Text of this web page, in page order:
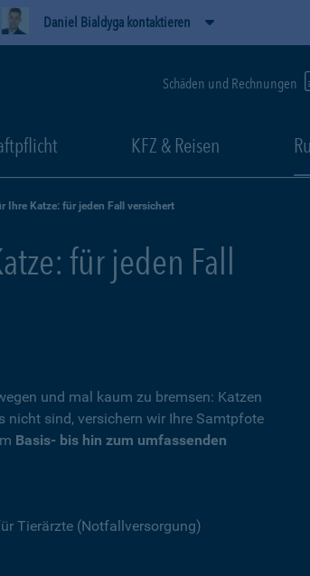
Daniel Bialdyga kontaktieren
Schäden und Rechnungen
KFZ & Reisen
Ihre Katze: für jeden Fall versichert
für jeden Fall
und mal kaum zu bremsen: Katzen
nicht sind, versichern wir Ihre Samtpfote
Basis- bis hin zum umfassenden
Tierärzte (Notfallversorgung)